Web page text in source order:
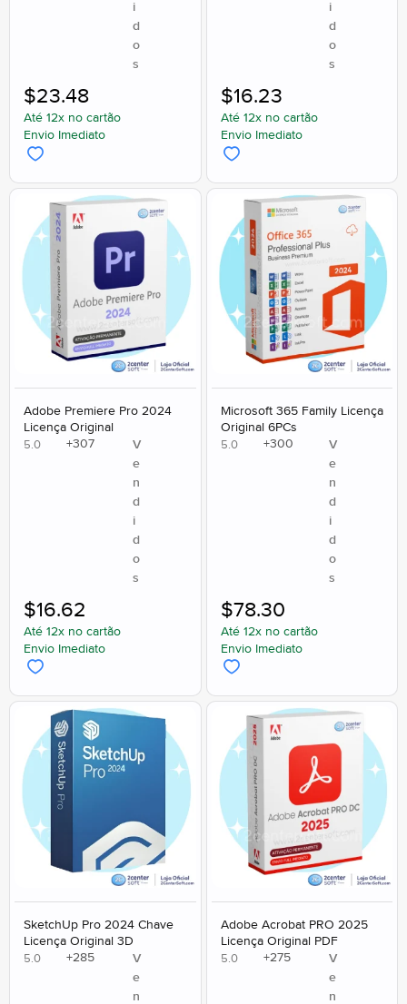
i
d
o
s
Até 12x no cartão
Envio Imediato
$23.48
i
d
o
s
Até 12x no cartão
Envio Imediato
$16.23
Adobe Premiere Pro 2024
Licença Original
5.0 +307
V
e
n
d
i
d
o
s
Até 12x no cartão
Envio Imediato
$16.62
Microsoft 365 Family Licença
Original 6PCs
5.0 +300
V
e
n
d
i
d
o
s
Até 12x no cartão
Envio Imediato
$78.30
SketchUp Pro 2024 Chave
Licença Original 3D
5.0 +285
V
e
n
Adobe Acrobat PRO 2025
Licença Original PDF
5.0 +275
V
e
n